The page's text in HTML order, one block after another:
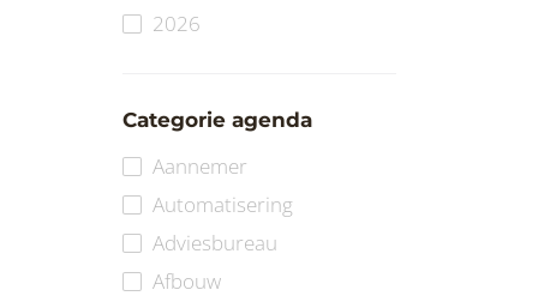
2026
Categorie agenda
Aannemer
Automatisering
Adviesbureau
Afbouw